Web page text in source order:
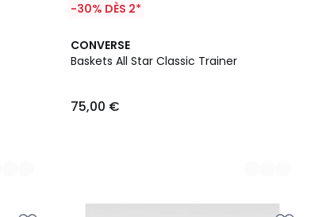
-30% DÈS 2*
CONVERSE
Baskets All Star Classic Trainer
75,00 €
2
Couleurs